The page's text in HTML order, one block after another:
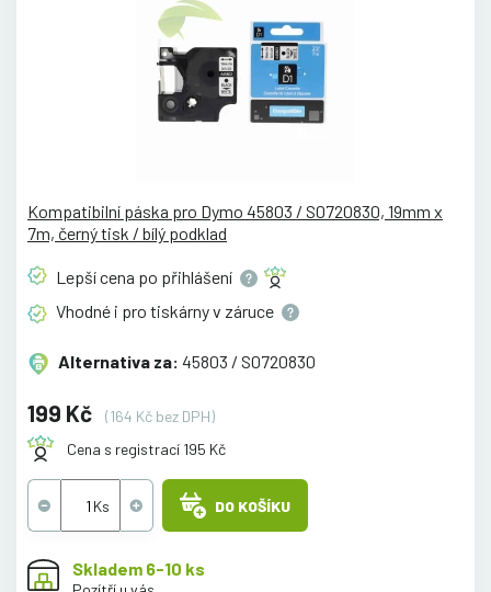
Kompatibilní páska pro Dymo 45803 / S0720830, 19mm x
7m, černý tisk / bílý podklad
Lepší cena po přihlášení
Vhodné i pro tiskárny v záruce
Alternativa za: 45803 / S0720830
199 Kč
(164 Kč bez DPH)
Cena s registrací 195 Kč
DO KOŠÍKU
Skladem 6-10 ks